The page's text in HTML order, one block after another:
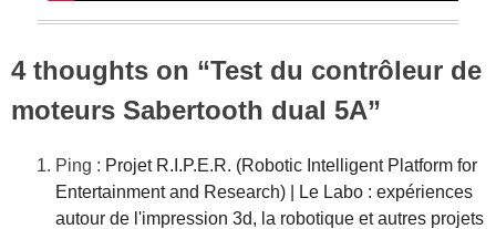
4 thoughts on “Test du contrôleur de
moteurs Sabertooth dual 5A”
Ping : Projet R.I.P.E.R. (Robotic Intelligent Platform for
Entertainment and Research) | Le Labo : expériences
autour de l'impression 3d, la robotique et autres projets